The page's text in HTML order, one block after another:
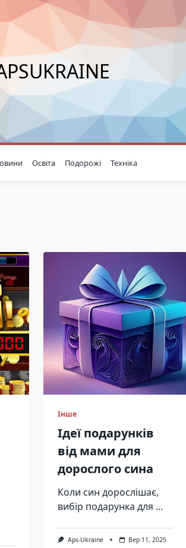
Освіта Подорожі Техніка
Інше
Ідеї подарунків
від мами для
дорослого сина
Коли син дорослішає,
вибір подарунка для ...
Aps-Ukraine Вер 11, 2025